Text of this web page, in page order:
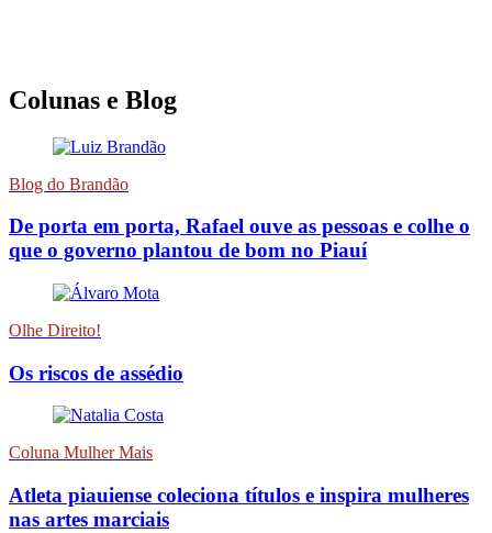
Colunas e Blog
Blog do Brandão
De porta em porta, Rafael ouve as pessoas e colhe o
que o governo plantou de bom no Piauí
Olhe Direito!
Os riscos de assédio
Coluna Mulher Mais
Atleta piauiense coleciona títulos e inspira mulheres
nas artes marciais